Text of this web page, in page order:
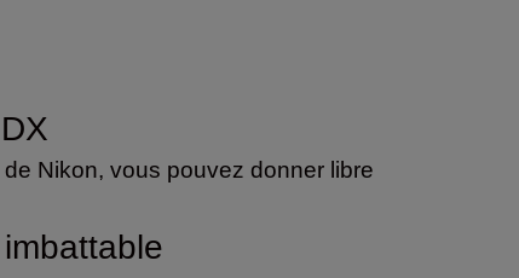
de Nikon, vous pouvez donner libre